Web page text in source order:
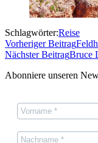
Schlagwörter:Reise
Vorheriger Beitrag
Nächster BeitragBruce
Abonniere unseren